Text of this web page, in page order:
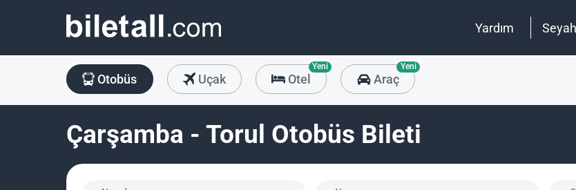
Yardım
Otobüs Uçak Otel
Yeni
Araç
Yeni
Çarşamba - Torul Otobüs Bileti